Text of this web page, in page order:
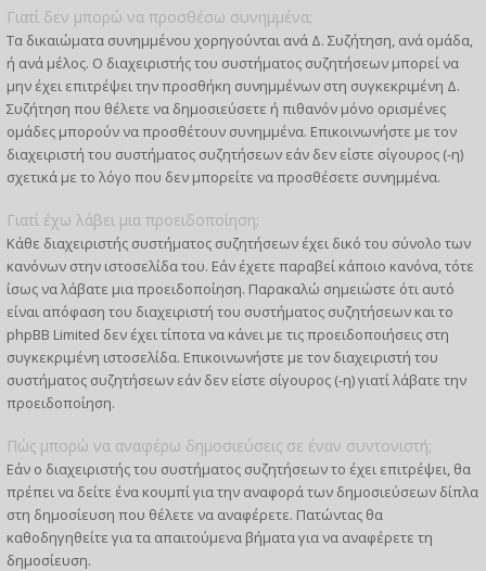
Γιατί δεν μπορώ να προσθέσω συνημμένα;
Τα δικαιώματα συνημμένου χορηγούνται ανά Δ. Συζήτηση, ανά ομάδα,
ή ανά μέλος. Ο διαχειριστής του συστήματος συζητήσεων μπορεί να
μην έχει επιτρέψει την προσθήκη συνημμένων στη συγκεκριμένη Δ.
Συζήτηση που θέλετε να δημοσιεύσετε ή πιθανόν μόνο ορισμένες
ομάδες μπορούν να προσθέτουν συνημμένα. Επικοινωνήστε με τον
διαχειριστή του συστήματος συζητήσεων εάν δεν είστε σίγουρος (-η)
σχετικά με το λόγο που δεν μπορείτε να προσθέσετε συνημμένα.
Γιατί έχω λάβει μια προειδοποίηση;
Κάθε διαχειριστής συστήματος συζητήσεων έχει δικό του σύνολο των
κανόνων στην ιστοσελίδα του. Εάν έχετε παραβεί κάποιο κανόνα, τότε
ίσως να λάβατε μια προειδοποίηση. Παρακαλώ σημειώστε ότι αυτό
είναι απόφαση του διαχειριστή του συστήματος συζητήσεων και το
phpBB Limited δεν έχει τίποτα να κάνει με τις προειδοποιήσεις στη
συγκεκριμένη ιστοσελίδα. Επικοινωνήστε με τον διαχειριστή του
συστήματος συζητήσεων εάν δεν είστε σίγουρος (-η) γιατί λάβατε την
προειδοποίηση.
Πώς μπορώ να αναφέρω δημοσιεύσεις σε έναν συντονιστή;
Εάν ο διαχειριστής του συστήματος συζητήσεων το έχει επιτρέψει, θα
πρέπει να δείτε ένα κουμπί για την αναφορά των δημοσιεύσεων δίπλα
στη δημοσίευση που θέλετε να αναφέρετε. Πατώντας θα
καθοδηγηθείτε για τα απαιτούμενα βήματα για να αναφέρετε τη
δημοσίευση.